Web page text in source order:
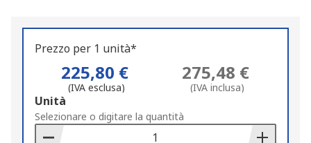
Prezzo per 1 unità*
225,80 €
(IVA esclusa)
275,48 €
(IVA inclusa)
Add
to
Basket
Unità
Selezionare o digitare la quantità